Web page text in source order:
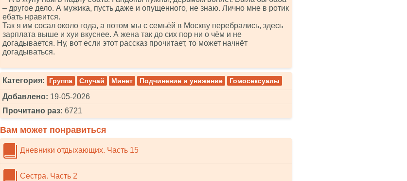
– другое дело. А мужика, пусть даже и опущенного, не знаю. Лично мне в ротик
ебать нравится.
Так я им сосал около года, а потом мы с семьёй в Москву перебрались, здесь
зарплата выше и хуи вкуснее. А жена так до сих пор ни о чём и не
догадывается. Ну, вот если этот рассказ прочитает, то может начнёт
догадываться.
Категория: Группа Случай Минет Подчинение и унижение Гомосексуалы
Добавлено: 19-05-2026
Прочитано раз: 6721
Вам может понравиться
Дневники отдыхающих. Часть 15
Сестра. Часть 2